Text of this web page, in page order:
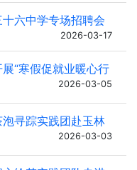
六中学专场招聘会
2026-03-17
“寒假促就业暖心行
2026-03-05
泡寻踪实践团赴玉林
2026-03-03